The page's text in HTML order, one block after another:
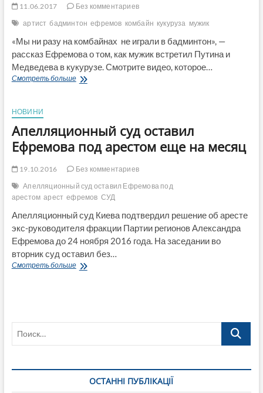
11.06.2017
Без комментариев
артист бадминтон ефремов комбайн кукуруза мужик
«Мы ни разу на комбайнах не играли в бадминтон», —
рассказ Ефремова о том, как мужик встретил Путина и
Медведева в кукурузе. Смотрите видео, которое…
Смотреть большеМы
не
в
НОВИНИ
Апелляционный суд оставил
Ефремова под арестом еще на месяц
19.10.2016
Без комментариев
Апелляционный суд оставил Ефремова под
арестом арест ефремов СУД
Апелляционный суд Киева подтвердил решение об аресте
экс-руководителя фракции Партии регионов Александра
Ефремова до 24 ноября 2016 года. На заседании во
вторник суд оставил без…
Смотреть большеАпелляционный
месяц
Поиск…
ОСТАННІ ПУБЛІКАЦІЇ